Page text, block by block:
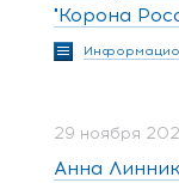
"Корона
29 ноября
Анна